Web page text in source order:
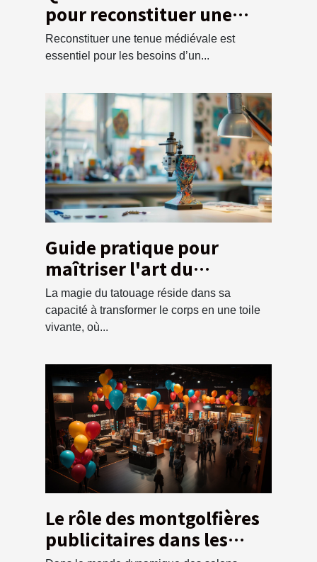
pour reconstituer une
tunique médiévale ?
Reconstituer une tenue médiévale est
essentiel pour les besoins d’un...
Guide pratique pour
maîtriser l'art du
tatouage en tant que
débutant
La magie du tatouage réside dans sa
capacité à transformer le corps en une toile
vivante, où...
Le rôle des montgolfières
publicitaires dans les